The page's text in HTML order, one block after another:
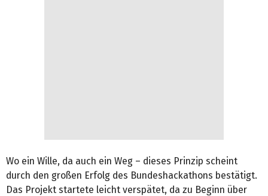
Wo ein Wille, da auch ein Weg – dieses Prinzip scheint
durch den großen Erfolg des Bundeshackathons bestätigt.
Das Projekt startete leicht verspätet, da zu Beginn über